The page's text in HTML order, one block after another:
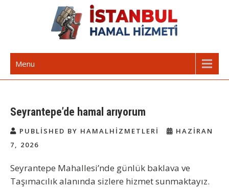
İstanbul Günlük Hamal | Hamal
Arıyorum Hamal Lazım
Menu
Seyrantepe’de hamal arıyorum
PUBLISHED BY HAMALHIZMETLERI
HAZIRAN
7, 2026
Seyrantepe Mahallesi’nde günlük baklava ve
Taşımacılık alanında sizlere hizmet sunmaktayız.